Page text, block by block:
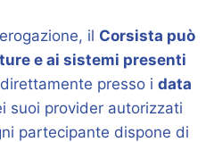
il Corsista può
e ai sistemi presenti
presso i data
suoi provider autorizzati
partecipante dispone di